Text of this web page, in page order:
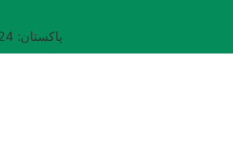
پاکستان: 24 صفر 1448